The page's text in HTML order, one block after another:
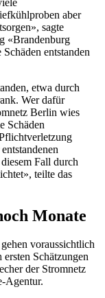
aber
sagte
«Brandenburg
entstanden
etwa durch
Wer dafür
Berlin wies
Schäden
Fall durch
teilte das
Monate
voraussichtlich
Schätzungen
der Stromnetz
Agentur.